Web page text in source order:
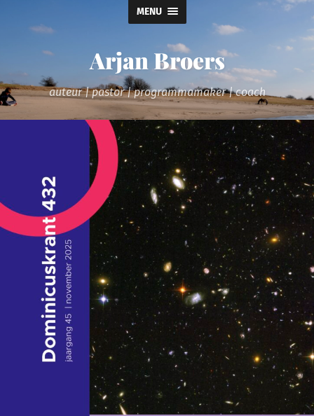
MENU
Arjan Broers
auteur | pastor | programmamaker | coach